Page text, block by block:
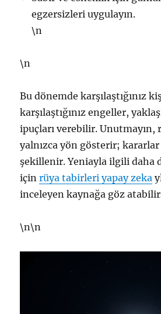
egzersizleri uygulayın.
\n
\n
Bu dönemde karşılaştığınız
karşılaştığınız engeller,
ipuçları verebilir. Unutmayın,
yalnızca yön gösterir;
şekillenir. Yeniayla ilgili daha
içinrüya tabirleri yapay zeka
inceleyen kaynağa göz
\n\n